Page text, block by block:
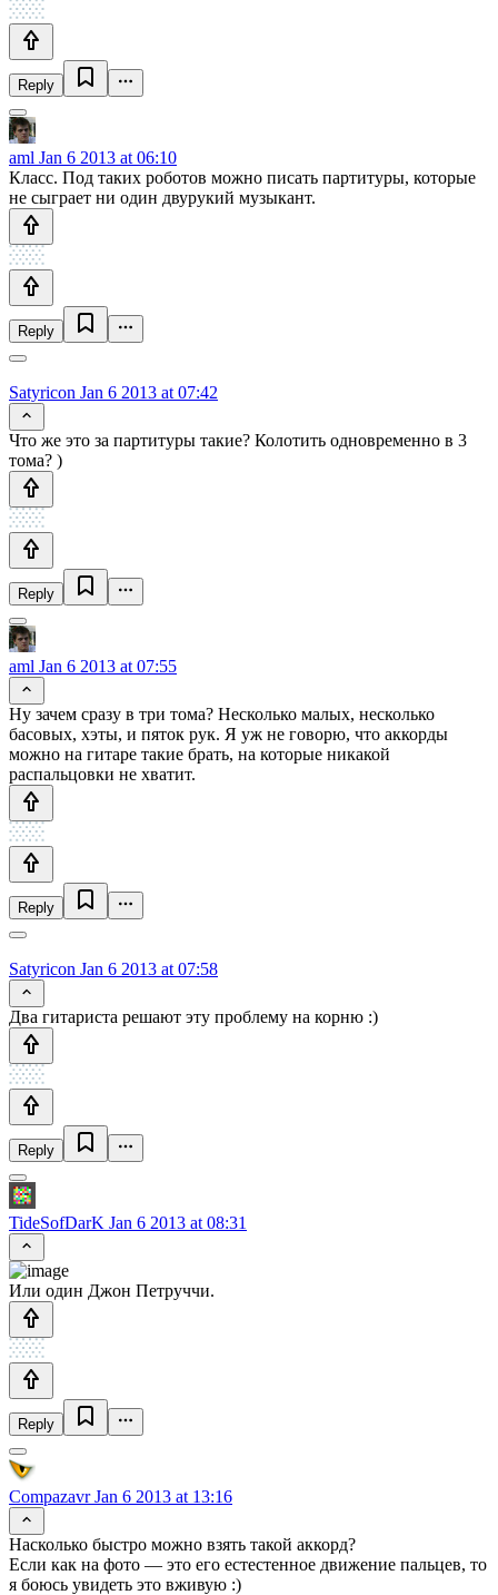
Reply
aml Jan 6 2013 at 06:10
Класс. Под таких роботов можно писать партитуры, которые
не сыграет ни один двурукий музыкант.
Reply
Satyricon Jan 6 2013 at 07:42
Что же это за партитуры такие? Колотить одновременно в 3
тома? )
Reply
aml Jan 6 2013 at 07:55
Ну зачем сразу в три тома? Несколько малых, несколько
басовых, хэты, и пяток рук. Я уж не говорю, что аккорды
можно на гитаре такие брать, на которые никакой
распальцовки не хватит.
Reply
Satyricon Jan 6 2013 at 07:58
Два гитариста решают эту проблему на корню :)
Reply
TideSofDarK Jan 6 2013 at 08:31
Или один Джон Петруччи.
Reply
CompazavrJan 6 2013 at 13:16
Насколько быстро можно взять такой аккорд?
Если как на фото — это его естестенное движение пальцев, то
я боюсь увидеть это вживую :)